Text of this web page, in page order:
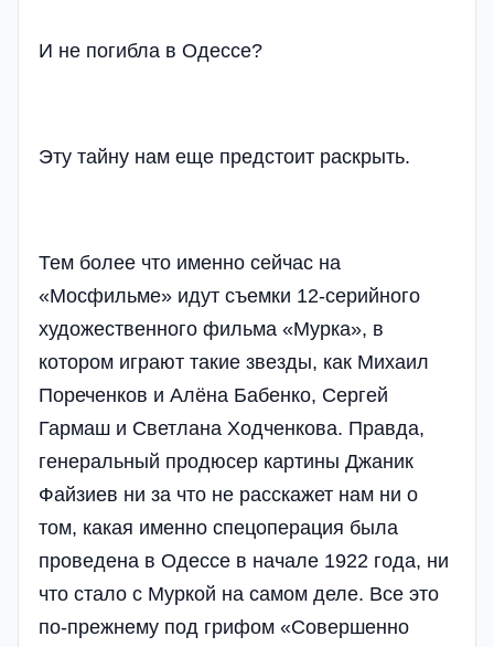
И не погибла в Одессе?
Эту тайну нам еще предстоит раскрыть.
Тем более что именно сейчас на
«Мосфильме» идут съемки 12-серийного
художественного фильма «Мурка», в
котором играют такие звезды, как Михаил
Пореченков и Алёна Бабенко, Сергей
Гармаш и Светлана Ходченкова. Правда,
генеральный продюсер картины Джаник
Файзиев ни за что не расскажет нам ни о
том, какая именно спецоперация была
проведена в Одессе в начале 1922 года, ни
что стало с Муркой на самом деле. Все это
по-прежнему под грифом «Cовершенно